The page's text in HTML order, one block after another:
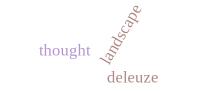
deleuze
landscape
thought